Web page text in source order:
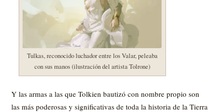
Tulkas, reconocido luchador entre los Valar, peleaba
con sus manos (ilustración del artista Tolrone)
Y las armas a las que Tolkien bautizó con nombre propio son
las más poderosas y significativas de toda la historia de la Tierra